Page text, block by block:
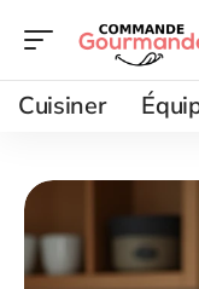
Cuisiner